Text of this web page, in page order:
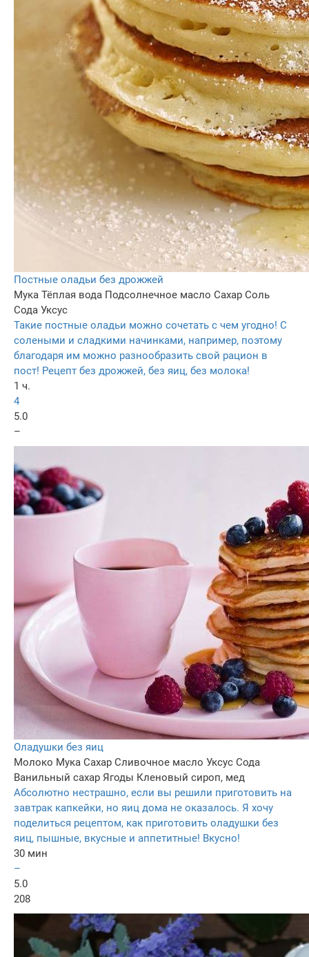
Постные оладьи без дрожжей
Мука Тёплая вода Подсолнечное масло Сахар Соль
Сода Уксус
Такие постные оладьи можно сочетать с чем угодно! С
солеными и сладкими начинками, например, поэтому
благодаря им можно разнообразить свой рацион в
пост! Рецепт без дрожжей, без яиц, без молока!
1 ч.
4
5.0
–
Оладушки без яиц
Молоко Мука Сахар Сливочное масло Уксус Сода
Ванильный сахар Ягоды Кленовый сироп, мед
Абсолютно нестрашно, если вы решили приготовить на
завтрак капкейки, но яиц дома не оказалось. Я хочу
поделиться рецептом, как приготовить оладушки без
яиц, пышные, вкусные и аппетитные! Вкусно!
30 мин
–
5.0
208